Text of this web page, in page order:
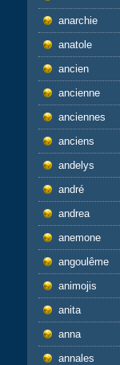
anarchie
anatole
ancien
ancienne
anciennes
anciens
andelys
andré
andrea
anemone
angoulême
animojis
anita
anna
annales